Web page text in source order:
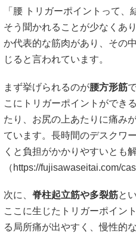
「腰 トリガーポイントって、
そう聞かれることが少なくあ
か代表的な筋肉があり、その
じると言われています。
まず挙げられるのが腰方形筋
こにトリガーポイントができ
たり、お尻の上あたりに痛み
ています。長時間のデスクワ
くと負担がかかりやすいとも
（ https://fujisawaseitai.com/
次に、脊柱起立筋や多裂筋と
ここに生じたトリガーポイン
る局所痛が出やすく、慢性的